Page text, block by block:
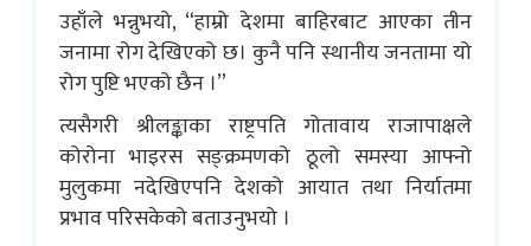
उहाँले भन्नुभयो, “हाम्रो देशमा बाहिरबाट आएका तीन
जनामा रोग देखिएको छ। कुनै पनि स्थानीय जनतामा यो
रोग पुष्टि भएको छैन ।”
त्यसैगरी श्रीलङ्काका राष्ट्रपति गोतावाय राजापाक्षले
कोरोना भाइरस सङ्क्रमणको ठूलो समस्या आफ्नो
मुलुकमा नदेखिएपनि देशको आयात तथा निर्यातमा
प्रभाव परिसकेको बताउनुभयो ।